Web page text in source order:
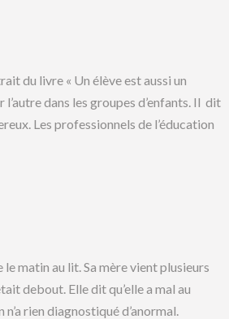
du livre « Un élève est aussi un
dans les groupes d’enfants. Il dit
Les professionnels de l’éducation
matin au lit. Sa mère vient plusieurs
debout. Elle dit qu’elle a mal au
rien diagnostiqué d’anormal.